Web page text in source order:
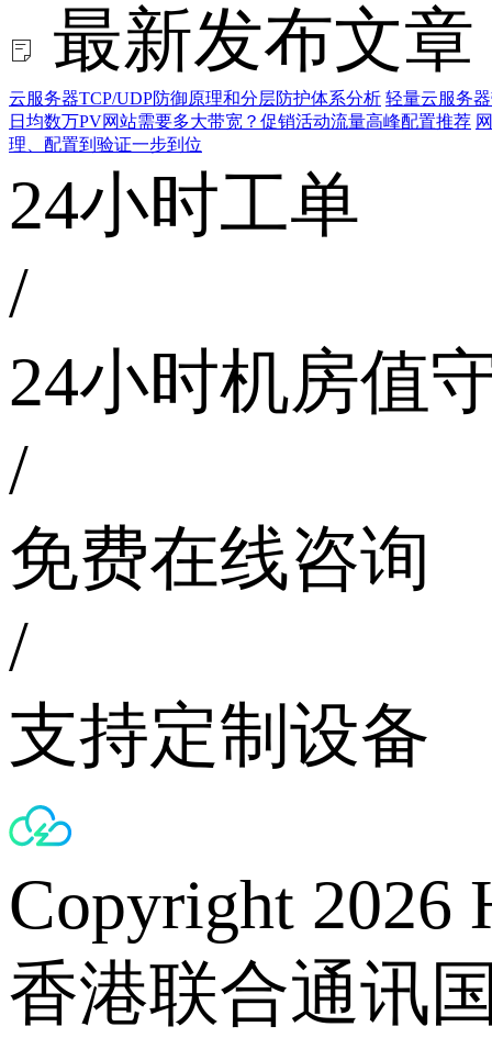
最新发布文章
云服务器TCP/UDP防御原理和分层防护体系分析 轻量云服务
日均数万PV网站需要多大带宽？促销活动流量高峰配置推荐
理、配置到验证一步到位
24小时工单
/
24小时机房值
/
免费在线咨询
/
支持定制设备
Copyright 2026
香港联合通讯